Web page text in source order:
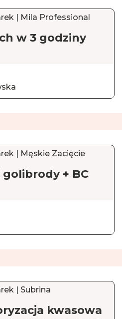
| Mila Professional
w 3 godziny
| Męskie Zacięcie
golibrody + BC
| Subrina
kwasowa